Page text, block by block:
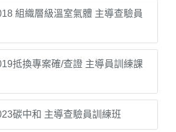
組織層級溫室氣體 主導查驗員
抵換專案確/查證 主導員訓練課
碳中和 主導查驗員訓練班